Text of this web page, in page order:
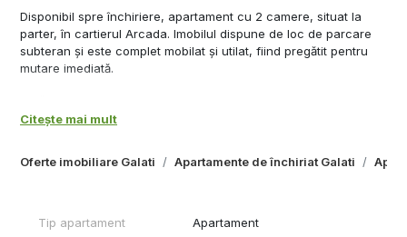
Oferte imobiliare Galati Apartamente de închiriat Galati
Disponibil spre închiriere, apartament cu 2 camere, situat la
parter, în cartierul Arcada. Imobilul dispune de loc de parcare
subteran și este complet mobilat și utilat, fiind pregătit pentru
mutare imediată.
- Aer condiționat
- Mașină de spălat vase
Citește mai mult
Tip apartament Apartament